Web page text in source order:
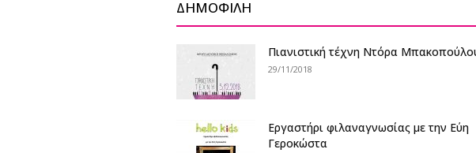
ΔΗΜΟΦΙΛΗ
Πιανιστική τέχνη Ντόρα
29/11/2018
Eργαστήρι φιλαναγνωσίας με την Εύη
Γεροκώστα